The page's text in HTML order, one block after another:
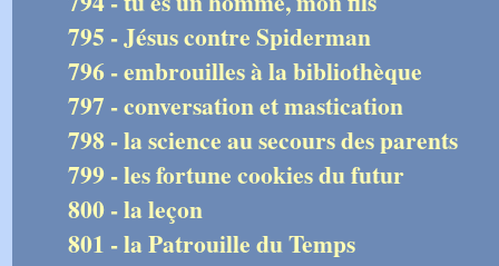
795 - Jésus contre Spiderman
796 - embrouilles à la bibliothèque
797 - conversation et mastication
798 - la science au secours des parents
799 - les fortune cookies du futur
800 - la leçon
801 - la Patrouille du Temps